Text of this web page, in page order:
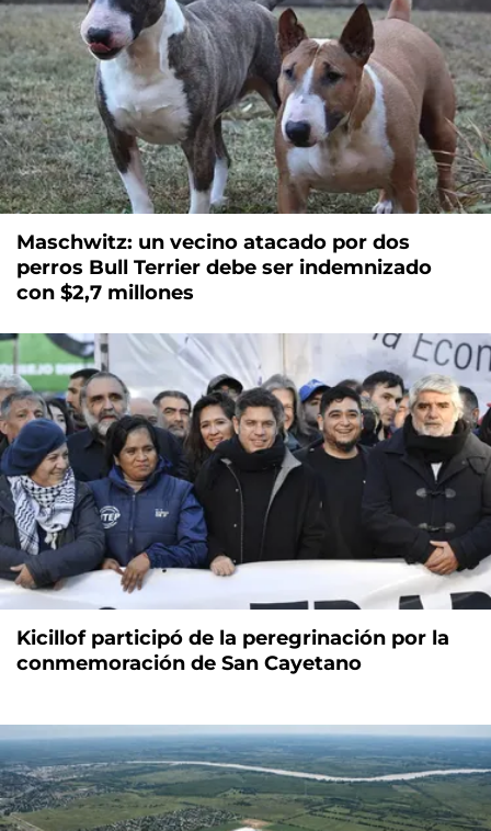
Maschwitz: un vecino atacado por dos
perros Bull Terrier debe ser indemnizado
con $2,7 millones
Kicillof participó de la peregrinación por la
conmemoración de San Cayetano